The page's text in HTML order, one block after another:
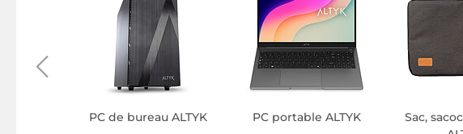
PC de bureau ALTYK PC portable ALTYK
Sac,